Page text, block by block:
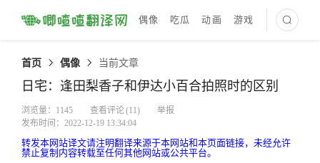
偶像 吃瓜 动画 游戏 最新译文
首页 偶像 当前文章
日宅：逢田梨香子和伊达小百合拍照时的区别
浏览量：1145 查看评论(11)
举报
发布时间：2022-12-19 13:34:04
转发本网站译文请注明翻译来源于本网站和本页面链接，未经允许
禁止复制内容转载至任何其他网站或公共平台。